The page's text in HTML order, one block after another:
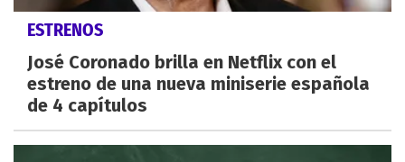
ESTRENOS
José Coronado brilla en Netflix con el
estreno de una nueva miniserie española
de 4 capítulos